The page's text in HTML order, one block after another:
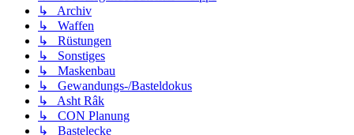
↳ Archiv
↳ Waffen
↳ Rüstungen
↳ Sonstiges
↳ Maskenbau
↳ Gewandungs-/Basteldokus
↳ Asht Râk
↳ CON Planung
↳ Bastelecke